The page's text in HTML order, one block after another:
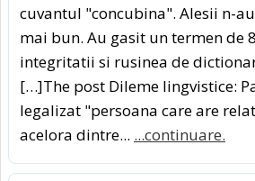
cuvantul "concubina". Alesii n-
mai bun. Au gasit un termen de
integritatii si rusinea de
[…]The post Dileme lingvistice:
legalizat "persoana care are
acelora dintre... ...continuare.